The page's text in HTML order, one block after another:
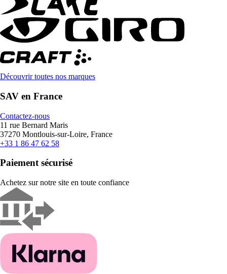
Découvrir toutes nos marques
SAV en France
Contactez-nous
11 rue Bernard Maris
37270 Montlouis-sur-Loire, France
+33 1 86 47 62 58
Paiement sécurisé
Achetez sur notre site en toute confiance